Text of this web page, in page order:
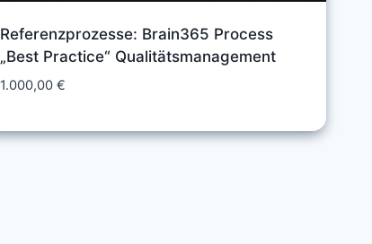
Referenzprozesse: Brain365 Process
„Best Practice“ Qualitätsmanagement
1.000,00€